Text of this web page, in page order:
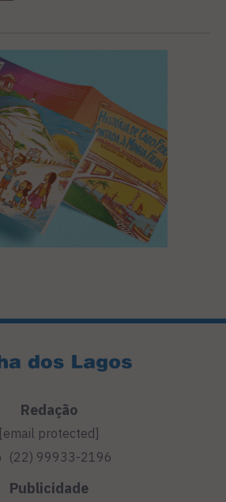
Redação
[email protected]
(22) 99933-2196
Publicidade